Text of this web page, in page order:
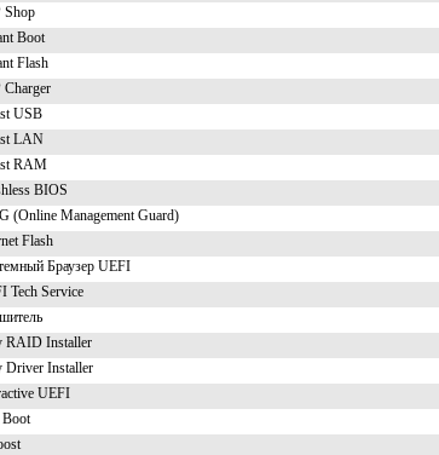
Shop
Boot
Flash
USB
LAN
RAM
BIOS
(Online Management Guard)
Flash
Браузер UEFI
Tech Service
RAID Installer
Driver Installer
UEFI
Boot